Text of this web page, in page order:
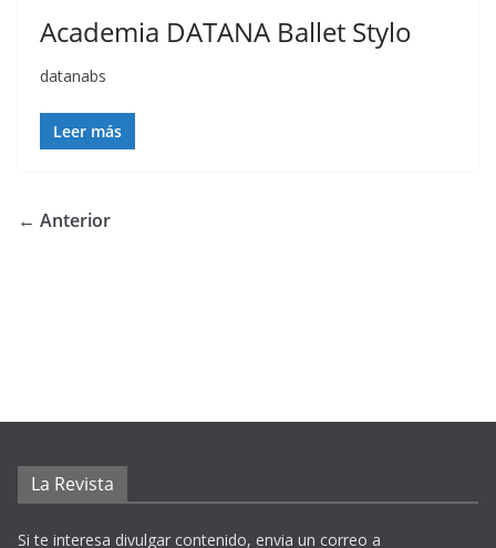
Academia DATANA Ballet Stylo
datanabs
Leer más
← Anterior
La Revista
Si te interesa divulgar contenido, envia un correo a